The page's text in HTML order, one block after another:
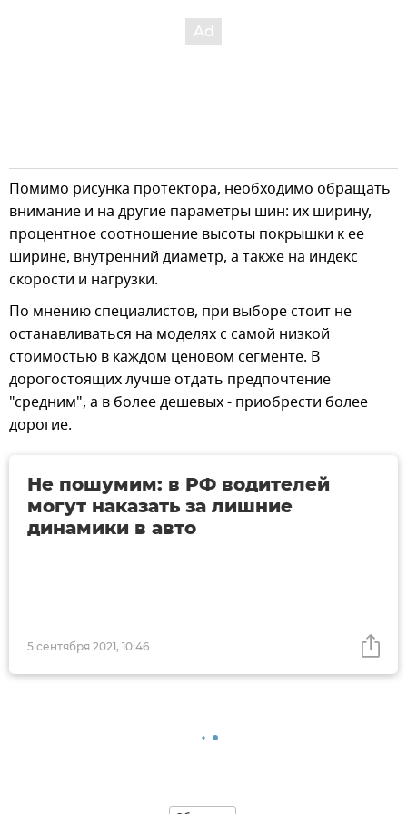
Помимо рисунка протектора, необходимо обращать
внимание и на другие параметры шин: их ширину,
процентное соотношение высоты покрышки к ее
ширине, внутренний диаметр, а также на индекс
скорости и нагрузки.
По мнению специалистов, при выборе стоит не
останавливаться на моделях с самой низкой
стоимостью в каждом ценовом сегменте. В
дорогостоящих лучше отдать предпочтение
"средним", а в более дешевых - приобрести более
дорогие.
5 сентября 2021, 10:46
Не пошумим: в РФ водителей
могут наказать за лишние
динамики в авто